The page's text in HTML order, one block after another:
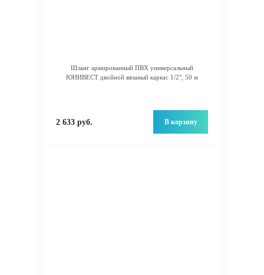
Шланг армированный ПВХ универсальный
ЮНИВЕСТ двойной вязаный каркас 1/2", 50 м
2 633 руб. В корзину